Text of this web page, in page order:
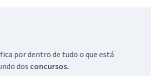
por dentro de tudo o que está
dos concursos.